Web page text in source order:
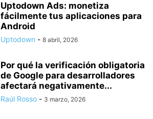
Uptodown Ads: monetiza
fácilmente tus aplicaciones para
Android
Uptodown - 8 abril, 2026
Por qué la verificación obligatoria
de Google para desarrolladores
afectará negativamente...
Raúl Rosso - 3 marzo, 2026